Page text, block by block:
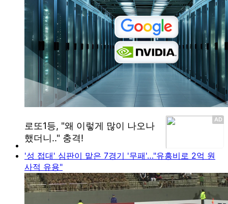
'성 접대' 심판이 맡은 7경기 '무패'…"유흥비로 2억 원
사적 유용"